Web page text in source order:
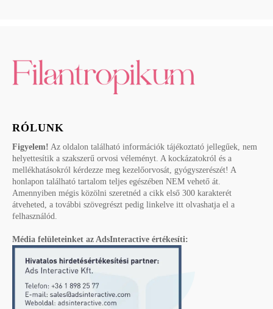
RÓLUNK
Figyelem! Az oldalon található információk tájékoztató jellegűek, nem
helyettesítik a szakszerű orvosi véleményt. A kockázatokról és a
mellékhatásokról kérdezze meg kezelőorvosát, gyógyszerészét! A
honlapon található tartalom teljes egészében NEM vehető át.
Amennyiben mégis közölni szeretnéd a cikk első 300 karakterét
átveheted, a további szövegrészt pedig linkelve itt olvashatja el a
felhasználód.
Média felületeinket az AdsInteractive értékesíti: